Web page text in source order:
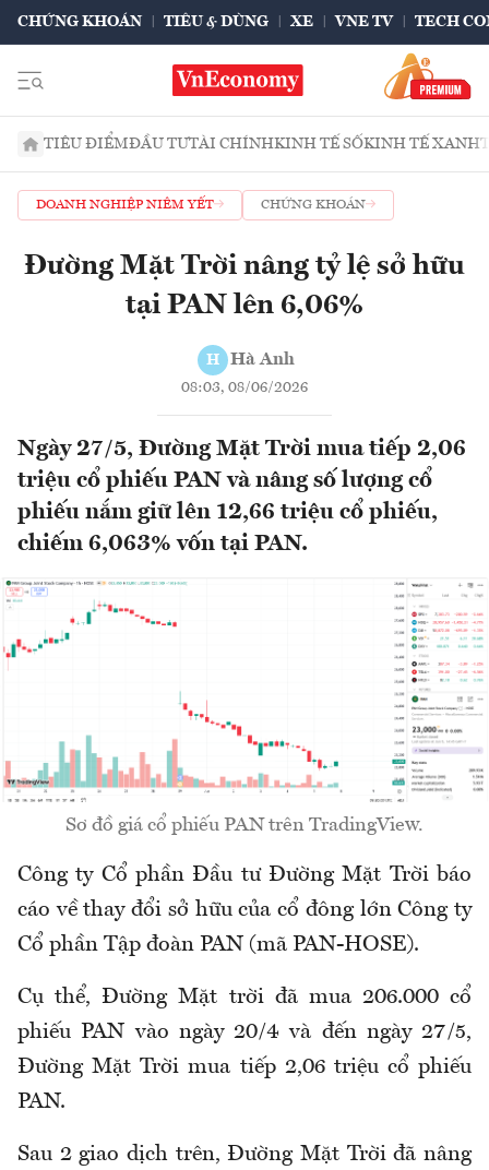
CHỨNG KHOÁN TIÊU & DÙNG XE VNE TV TECH
TIÊU ĐIỂMĐẦU TƯTÀI CHÍNHKINH TẾ SỐKINH TẾ XANH
DOANH NGHIỆP NIÊM YẾT CHỨNG KHOÁN
Đường Mặt Trời nâng tỷ lệ sở hữu
tại PAN lên 6,06%
H Hà Anh
08:03, 08/06/2026
Ngày 27/5, Đường Mặt Trời mua tiếp 2,06
triệu cổ phiếu PAN và nâng số lượng cổ
phiếu nắm giữ lên 12,66 triệu cổ phiếu,
chiếm 6,063% vốn tại PAN.
Sơ đồ giá cổ phiếu PAN trên TradingView.
Công ty Cổ phần Đầu tư Đường Mặt Trời báo
cáo về thay đổi sở hữu của cổ đông lớn Công ty
Cổ phần Tập đoàn PAN (mã PAN-HOSE).
Cụ thể, Đường Mặt trời đã mua 206.000 cổ
phiếu PAN vào ngày 20/4 và đến ngày 27/5,
Đường Mặt Trời mua tiếp 2,06 triệu cổ phiếu
PAN.
Sau 2 giao dịch trên, Đường Mặt Trời đã nâng